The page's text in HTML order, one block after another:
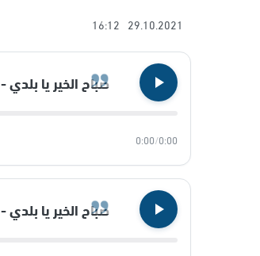
29.10.2021
16:12
صباح الخير يا بلدي - 29.10.2021
0:00
/
0:00
صباح الخير يا بلدي - 29.10.2021